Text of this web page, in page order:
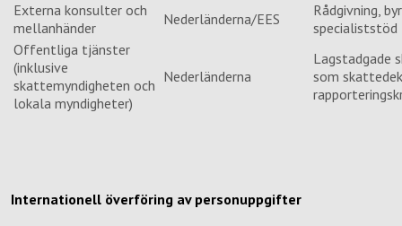
Externa konsulter och
mellanhänder
Nederländerna/EES
Rådgivning,
specialiststöd
Offentliga tjänster
(inklusive
skattemyndigheten och
lokala myndigheter)
Nederländerna
Lagstadgade
som
Internationell överföring av personuppgifter